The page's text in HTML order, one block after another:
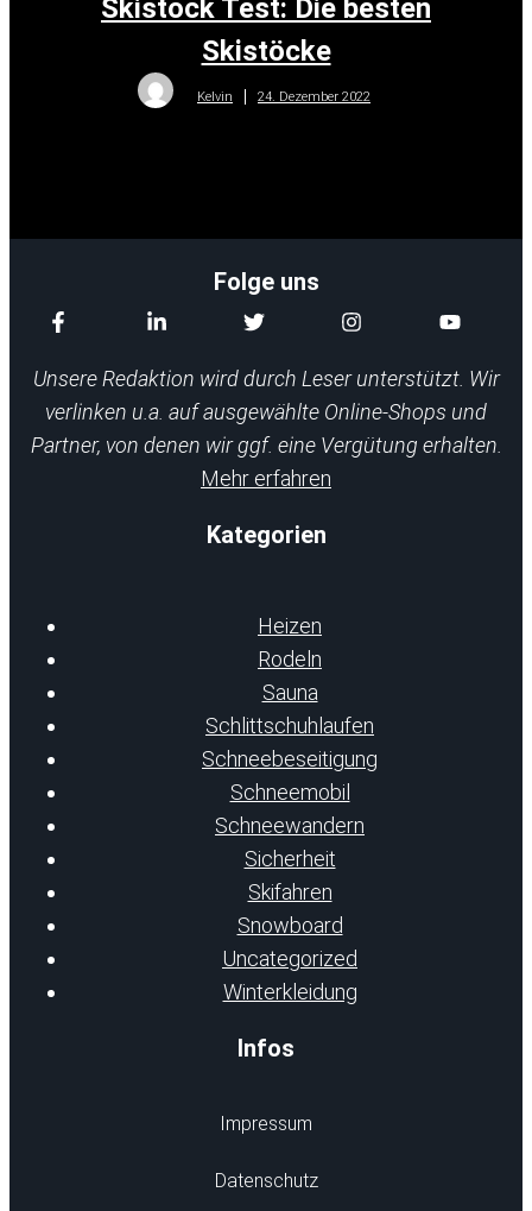
Skistock Test: Die besten
Skistöcke
Kelvin 24. Dezember 2022
Folge uns
Unsere Redaktion wird durch Leser unterstützt. Wir
verlinken u.a. auf ausgewählte Online-Shops und
Partner, von denen wir ggf. eine Vergütung erhalten.
Mehr erfahren
Kategorien
Heizen
Rodeln
Sauna
Schlittschuhlaufen
Schneebeseitigung
Schneemobil
Schneewandern
Sicherheit
Skifahren
Snowboard
Uncategorized
Winterkleidung
Infos
Impressum
Datenschutz